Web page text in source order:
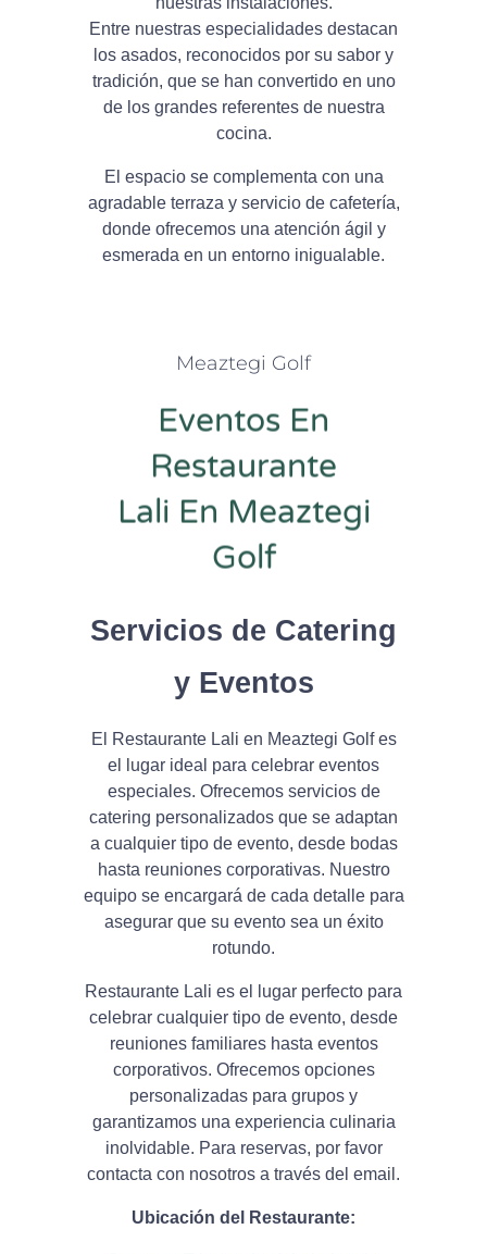
Entre nuestras especialidades destacan
los asados, reconocidos por su sabor y
tradición, que se han convertido en uno
de los grandes referentes de nuestra
cocina.
El espacio se complementa con una
agradable terraza y servicio de cafetería,
donde ofrecemos una atención ágil y
esmerada en un entorno inigualable.
Meaztegi Golf
Eventos En
Restaurante
Lali En Meaztegi
Golf
Servicios de Catering
y Eventos
El Restaurante Lali en Meaztegi Golf es
el lugar ideal para celebrar eventos
especiales. Ofrecemos servicios de
catering personalizados que se adaptan
a cualquier tipo de evento, desde bodas
hasta reuniones corporativas. Nuestro
equipo se encargará de cada detalle para
asegurar que su evento sea un éxito
rotundo.
Restaurante Lali es el lugar perfecto para
celebrar cualquier tipo de evento, desde
reuniones familiares hasta eventos
corporativos. Ofrecemos opciones
personalizadas para grupos y
garantizamos una experiencia culinaria
inolvidable. Para reservas, por favor
contacta con nosotros a través del email.
Ubicación del Restaurante: